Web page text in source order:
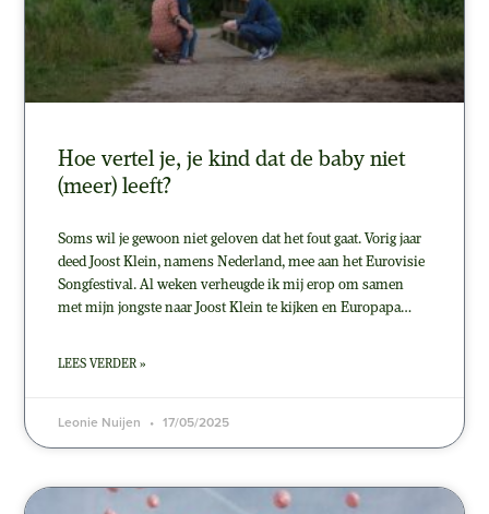
Hoe vertel je, je kind dat de baby niet
(meer) leeft?
Soms wil je gewoon niet geloven dat het fout gaat. Vorig jaar
deed Joost Klein, namens Nederland, mee aan het Eurovisie
Songfestival. Al weken verheugde ik mij erop om samen
met mijn jongste naar Joost Klein te kijken en Europapa…
LEES VERDER »
Leonie Nuijen 17/05/2025